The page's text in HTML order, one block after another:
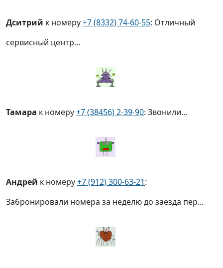
Дситрий к номеру+7 (8332) 74-60-55: Отличный
сервисный центр...
Тамара к номеру+7 (38456) 2-39-90: Звонили...
Андрей к номеру+7 (912) 300-63-21:
Забронировали номера за неделю до заезда пер...